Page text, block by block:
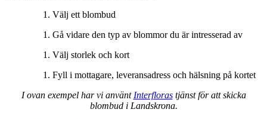
Välj ett blombud
Gå vidare den typ av blommor du är intresserad av
Välj storlek och kort
Fyll i mottagare, leveransadress och hälsning på kortet
I ovan exempel har vi använt Interflorastjänst för att skicka
blombud i Landskrona.